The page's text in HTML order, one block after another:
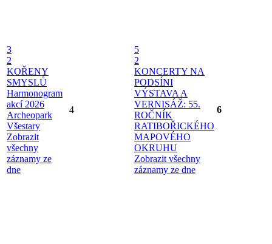
3
2
KOŘENY
SMYSLŮ
Harmonogram
akcí 2026
Archeopark
Všestary
Zobrazit
všechny
záznamy ze
dne
4
5
2
KONCERTY NA
PODSÍNI
VÝSTAVA A
VERNISÁŽ: 55.
ROČNÍK
RATIBOŘICKÉHO
MAPOVÉHO
OKRUHU
Zobrazit všechny
záznamy ze dne
6